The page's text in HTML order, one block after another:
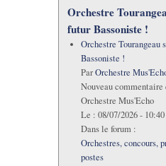
Orchestre
futur Bassoniste !
Orchestre Tourangeau
Bassoniste !
ParOrchestre
Nouveau commentaire
Orchestre Mus'Echo
Le : 08/07/2026 - 10:40
Dans le forum :
Orchestres, concours,
postes